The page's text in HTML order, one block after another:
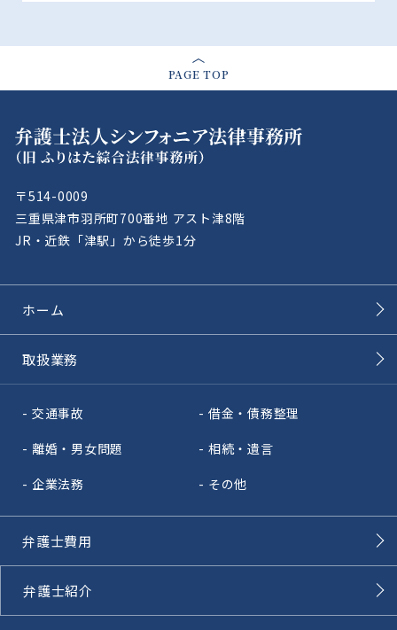
PAGE TOP
〒514-0009
三重県津市羽所町700番地 アスト津8階
JR・近鉄「津駅」から徒歩1分
ホーム
取扱業務
交通事故
借金・債務整理
離婚・男女問題
相続・遺言
企業法務
その他
弁護士費用
弁護士紹介